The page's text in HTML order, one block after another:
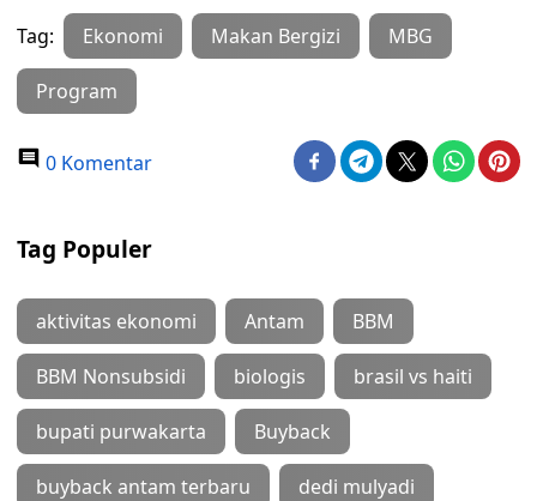
Tag: Ekonomi Makan Bergizi MBG
Program
0 Komentar
Tag Populer
aktivitas ekonomi Antam BBM
BBM Nonsubsidi biologis brasil vs haiti
bupati purwakarta Buyback
buyback antam terbaru dedi mulyadi